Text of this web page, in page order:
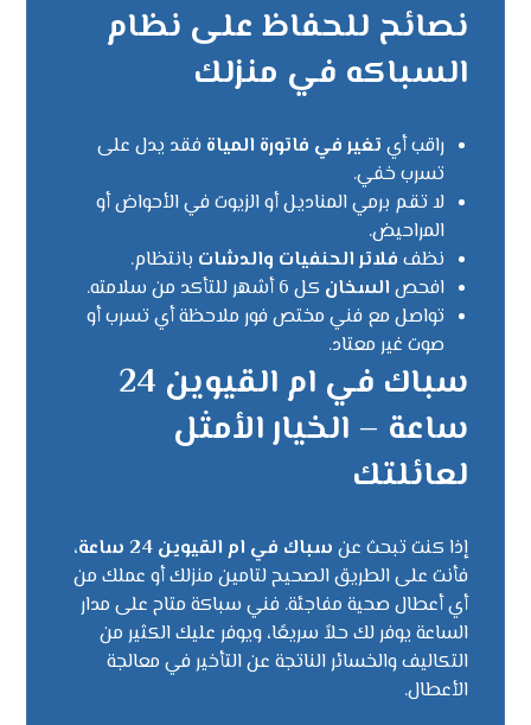
نصائح للحفاظ على نظام
السباكه في منزلك
راقب أي تغير في فاتورة المياة فقد يدل على
تسرب خفي.
لا تقم برمي المناديل أو الزيوت في الأحواض أو
المراحيض.
نظف فلاتر الحنفيات والدشات بانتظام.
افحص السخان كل 6 أشهر للتأكد من سلامته.
تواصل مع فني مختص فور ملاحظة أي تسرب أو
صوت غير معتاد.
سباك في ام القيوين 24
ساعة – الخيار الأمثل
لعائلتك
إذا كنت تبحث عن سباك في ام القيوين 24 ساعة
،
فأنت على الطريق الصحيح لتامين منزلك أو عملك من
أي أعطال صحية مفاجئة. فني سباكة متاح على مدار
الساعة يوفر لك حلاً سريعًا، ويوفر عليك الكثير من
التكاليف والخسائر الناتجة عن التأخير في معالجة
الأعطال.